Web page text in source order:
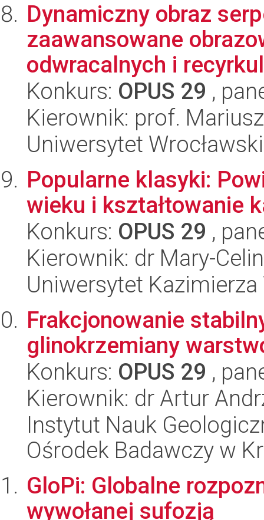
Dynamiczny obraz
zaawansowane
odwracalnych i
Konkurs: OPUS 29 ,
Kierownik: prof.
Uniwersytet Wrocławski
Popularne klasyki:
wieku i kształtowanie
Konkurs: OPUS 29 ,
Kierownik: dr Mary-
Uniwersytet
Frakcjonowanie
glinokrzemiany
Konkurs: OPUS 29 ,
Kierownik: dr Artur
Instytut Nauk
Ośrodek Badawczy w
GloPi: Globalne
wywołanej sufozją